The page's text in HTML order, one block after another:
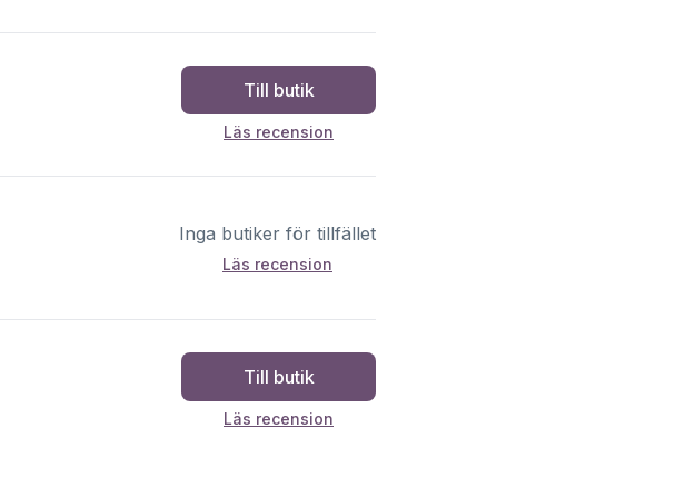
Till butik
Läs recension
Inga butiker för tillfället
Läs recension
Till butik
Läs recension